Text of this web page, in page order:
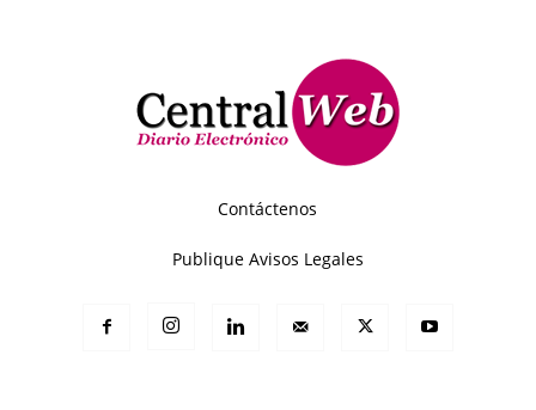
Contáctenos
Publique Avisos Legales